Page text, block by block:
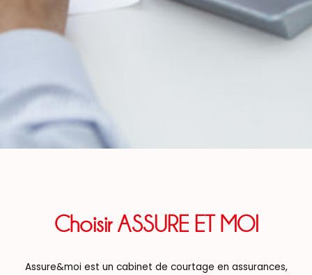
Choisir ASSURE ET MOI
Assure&moi est un cabinet de courtage en assurances,